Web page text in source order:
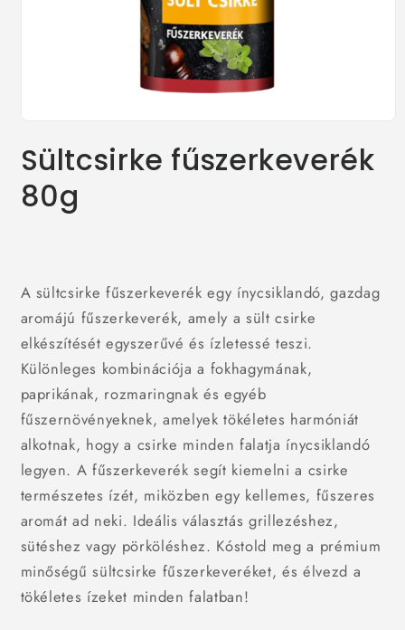
megnyitása
a
modális
párbeszédpanelen
Sültcsirke fűszerkeverék
80g
A sültcsirke fűszerkeverék egy ínycsiklandó, gazdag
aromájú fűszerkeverék, amely a sült csirke
elkészítését egyszerűvé és ízletessé teszi.
Különleges kombinációja a fokhagymának,
paprikának, rozmaringnak és egyéb
fűszernövényeknek, amelyek tökéletes harmóniát
alkotnak, hogy a csirke minden falatja ínycsiklandó
legyen. A fűszerkeverék segít kiemelni a csirke
természetes ízét, miközben egy kellemes, fűszeres
aromát ad neki. Ideális választás grillezéshez,
sütéshez vagy pörköléshez. Kóstold meg a prémium
minőségű sültcsirke fűszerkeveréket, és élvezd a
tökéletes ízeket minden falatban!